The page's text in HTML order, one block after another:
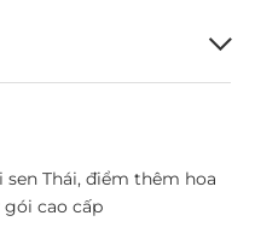
sen Thái, điểm thêm hoa
cao cấp